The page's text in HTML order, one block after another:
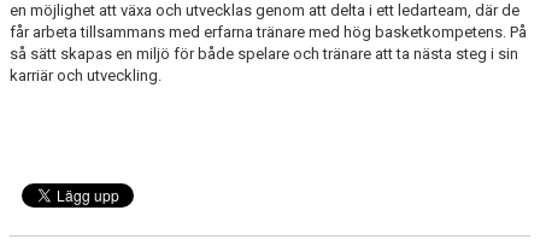
en möjlighet att växa och utvecklas genom att delta i ett ledarteam, där de
får arbeta tillsammans med erfarna tränare med hög basketkompetens. På
så sätt skapas en miljö för både spelare och tränare att ta nästa steg i sin
karriär och utveckling.